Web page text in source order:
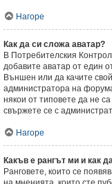
Нагоре
Как да си сложа аватар?
В Потребителския
добавите аватар от един
Външен или да качите
администратора на
някои от типовете да не
свържете се с
Нагоре
Какъв е рангът ми и как
Ранговете, които се